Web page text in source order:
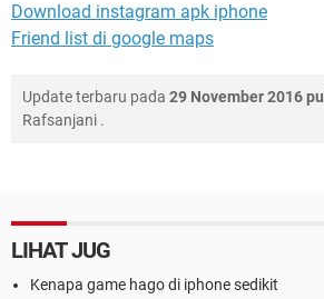
Download instagram apk iphone
Friend list di google maps
Update terbaru pada 29 November 2016
Rafsanjani .
LIHAT JUG
Kenapa game hago di iphone sedikit